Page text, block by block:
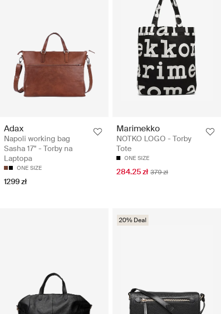
Adax
Napoli working bag
Sasha 17" - Torby na
Laptopa
ONE SIZE
1299 zł
Marimekko
NOTKO LOGO - Torby
Tote
ONE SIZE
284.25 zł 379 zł
20% Deal